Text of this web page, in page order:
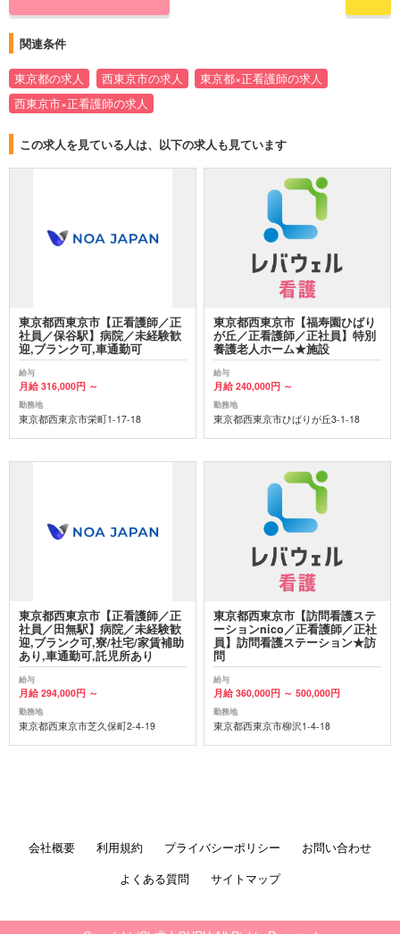
関連条件
東京都の求人 西東京市の求人
東京都×正看護師の求人
西東京市×正看護師の求人
この求人を見ている人は、以下の求人も見ています
東京都西東京市【正看護師／正
社員／保谷駅】病院／未経験歓
迎,ブランク可,車通勤可
給与
月給 316,000円 ～
勤務地
東京都西東京市栄町1-17-18
東京都西東京市【福寿園ひばり
が丘／正看護師／正社員】特別
養護老人ホーム★施設
給与
月給 240,000円 ～
勤務地
東京都西東京市ひばりが丘3-1-18
東京都西東京市【正看護師／正
社員／田無駅】病院／未経験歓
迎,ブランク可,寮/社宅/家賃補助
あり,車通勤可,託児所あり
給与
月給 294,000円 ～
勤務地
東京都西東京市芝久保町2-4-19
東京都西東京市【訪問看護ステ
ーションnico／正看護師／正社
員】訪問看護ステーション★訪
問
給与
月給 360,000円 ～ 500,000円
勤務地
東京都西東京市柳沢1-4-18
会社概要 利用規約 プライバシーポリシー
お問い合わせ
よくある質問
サイトマップ